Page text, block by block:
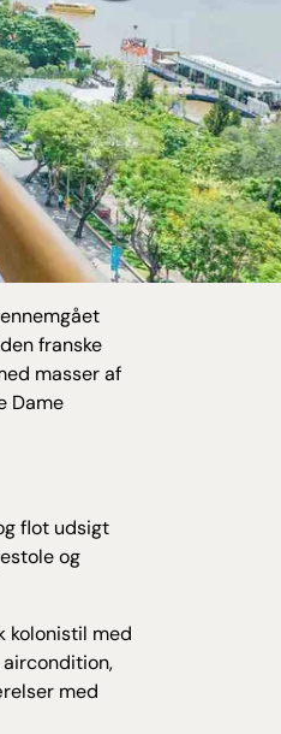
franske
masser af
Dame
flot udsigt
og
kolonistil med
med